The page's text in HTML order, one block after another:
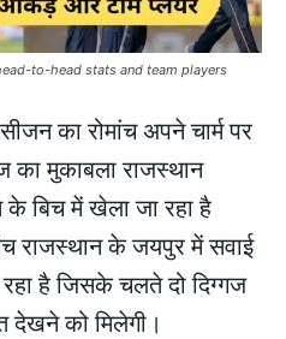
to-head stats and team players
का रोमांच अपने चार्म पर
मुकाबला राजस्थान
के बिच में खेला जा रहा है
के जयपुर में सवाई
है जिसके चलते दो दिग्गज
देखने को मिलेगी।